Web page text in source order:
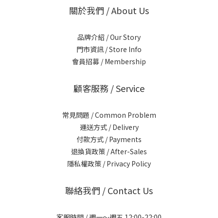
關於我們 / About Us
品牌介紹 / Our Story
門市資訊 / Store Info
會員招募 / Membership
顧客服務 / Service
常見問題 / Common Problem
運送方式 / Delivery
付款方式 / Payments
退換貨政策 / After-Sales
隱私權政策 / Privacy Policy
聯絡我們 / Contact Us